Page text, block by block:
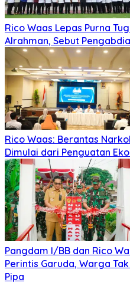
Rico Waas Lepas Purna
Alrahman, Sebut
Rico Waas: Berantas
Dimulai dari Penguatan
Pangdam I/BB dan Rico
Perintis Garuda, Warga
Pipa